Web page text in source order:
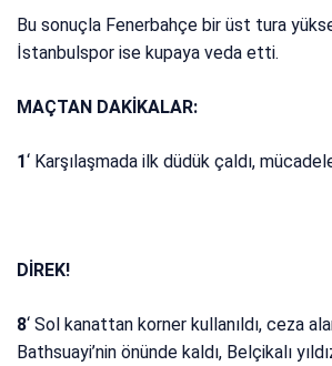
Bu sonuçla Fenerbahçe bir üst tura
İstanbulspor ise kupaya veda etti.
MAÇTAN DAKİKALAR:
1‘ Karşılaşmada ilk düdük çaldı,
DİREK!
8‘ Sol kanattan korner kullanıldı, ceza
Bathsuayi’nin önünde kaldı, Belçikalı